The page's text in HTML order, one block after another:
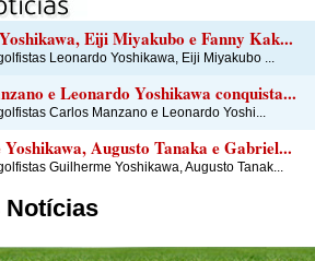
Eiji Miyakubo e Fanny Kak...
Leonardo Yoshikawa, Eiji Miyakubo ...
e Leonardo Yoshikawa conquista...
Carlos Manzano e Leonardo Yoshi...
Augusto Tanaka e Gabriel...
Guilherme Yoshikawa, Augusto Tanak...
Notícias